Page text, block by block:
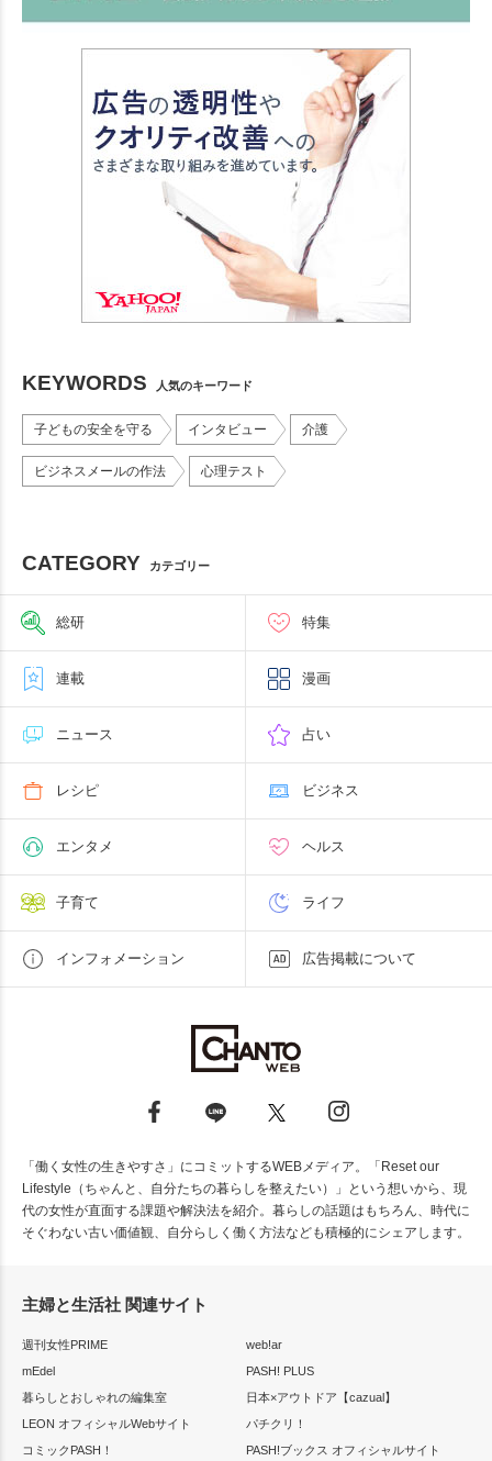
KEYWORDS 人気のキーワード
子どもの安全を守る インタビュー 介護
ビジネスメールの作法 心理テスト
CATEGORY カテゴリー
総研 特集
連載 漫画
ニュース 占い
レシピ ビジネス
エンタメ ヘルス
子育て ライフ
インフォメーション 広告掲載について
「働く女性の生きやすさ」にコミットするWEBメディア。「Reset our
Lifestyle（ちゃんと、自分たちの暮らしを整えたい）」という想いから、現
代の女性が直面する課題や解決法を紹介。暮らしの話題はもちろん、時代に
そぐわない古い価値観、自分らしく働く方法なども積極的にシェアします。
主婦と生活社 関連サイト
週刊女性PRIME
web!ar
mEdel
PASH! PLUS
暮らしとおしゃれの編集室
日本×アウトドア【cazual】
LEON オフィシャルWebサイト
パチクリ！
コミックPASH！
PASH!ブックス オフィシャルサイト